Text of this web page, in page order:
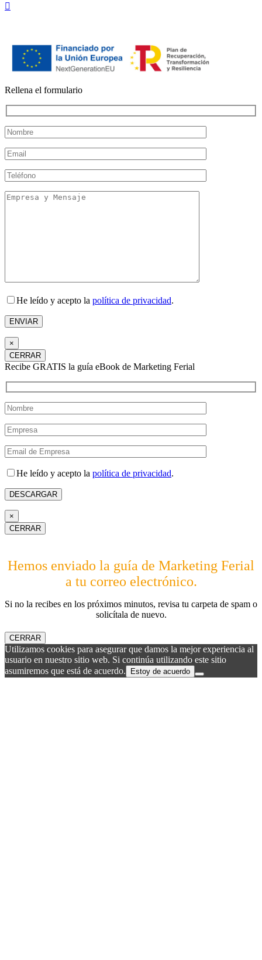
Rellena el formulario
He leído y acepto la política de privacidad.
×
CERRAR
Recibe GRATIS la guía eBook de Marketing Ferial
He leído y acepto la política de privacidad.
×
CERRAR
Hemos enviado la guía de Marketing Ferial
a tu correo electrónico.
Si no la recibes en los próximos minutos, revisa tu carpeta de spam o
solicítala de nuevo.
CERRAR
Utilizamos cookies para asegurar que damos la mejor experiencia al
usuario en nuestro sitio web. Si continúa utilizando este sitio
asumiremos que está de acuerdo.
Estoy de acuerdo